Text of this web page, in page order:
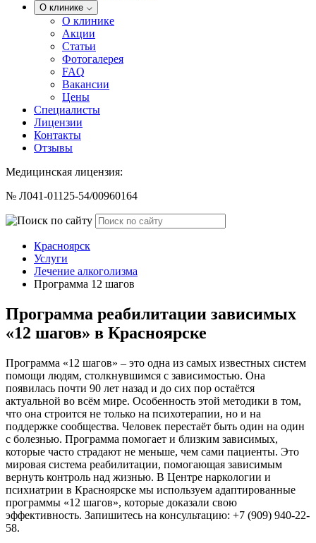
О клинике
О клинике
Акции
Статьи
Фотогалерея
FAQ
Вакансии
Цены
Специалисты
Лицензии
Контакты
Отзывы
Медицинская лицензия:
№ Л041-01125-54/00960164
Красноярск
Услуги
Лечение алкоголизма
Программа 12 шагов
Программа реабилитации зависимых
«12 шагов» в Красноярске
Программа «12 шагов» – это одна из самых известных систем
помощи людям, столкнувшимся с зависимостью. Она
появилась почти 90 лет назад и до сих пор остаётся
актуальной во всём мире. Особенность этой методики в том,
что она строится не только на психотерапии, но и на
поддержке сообщества. Человек перестаёт быть один на один
с болезнью. Программа помогает и близким зависимых,
которые часто страдают не меньше, чем сами пациенты. Это
мировая система реабилитации, помогающая зависимым
вернуть контроль над жизнью. В Центре наркологии и
психиатрии в Красноярске мы используем адаптированные
программы «12 шагов», которые доказали свою
эффективность. Запишитесь на консультацию: +7 (909) 940-22-
58.